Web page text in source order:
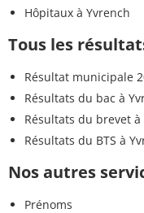
Hôpitaux à Yvrench
Tous les
Résultat municipale
Résultats du bac à
Résultats du brevet à
Résultats du BTS à
Nos autres
Prénoms